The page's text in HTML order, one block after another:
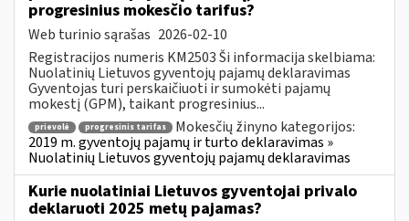
progresinius mokesčio tarifus?
Web turinio sąrašas 2026-02-10
Registracijos numeris KM2503 Ši informacija skelbiama:
Nuolatinių Lietuvos gyventojų pajamų deklaravimas
Gyventojas turi perskaičiuoti ir sumokėti pajamų
mokestį (GPM), taikant progresinius...
prievolė progresinis tarifas
Mokesčių žinyno kategorijos:
2019 m. gyventojų pajamų ir turto deklaravimas »
Nuolatinių Lietuvos gyventojų pajamų deklaravimas
Kurie nuolatiniai Lietuvos gyventojai privalo
deklaruoti 2025 metų pajamas?